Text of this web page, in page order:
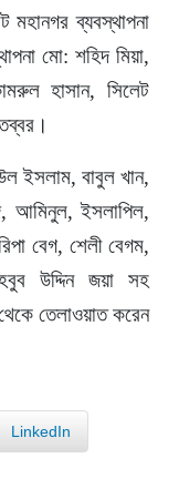
মহানগর ব্যবস্থাপনা
মো: শহিদ মিয়া,
হাসান, সিলেট
ইসলাম, বাবুল খান,
আমিনুল, ইসলাপিল,
বেগ, শেলী বেগম,
উদ্দিন জয়া সহ
তেলাওয়াত করেন
LinkedIn